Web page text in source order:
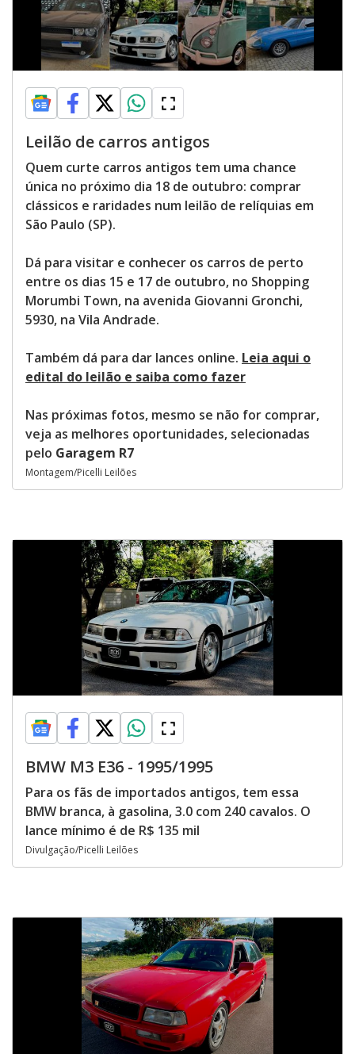
Leilão de carros antigos
Quem curte carros antigos tem uma chance
única no próximo dia 18 de outubro: comprar
clássicos e raridades num leilão de relíquias em
São Paulo (SP).
Dá para visitar e conhecer os carros de perto
entre os dias 15 e 17 de outubro, no Shopping
Morumbi Town, na avenida Giovanni Gronchi,
5930, na Vila Andrade.
Também dá para dar lances online. Leia aqui o
edital do leilão e saiba como fazer
Nas próximas fotos, mesmo se não for comprar,
veja as melhores oportunidades, selecionadas
pelo Garagem R7
Montagem/Picelli Leilões
BMW M3 E36 - 1995/1995
Para os fãs de importados antigos, tem essa
BMW branca, à gasolina, 3.0 com 240 cavalos. O
lance mínimo é de R$ 135 mil
Divulgação/Picelli Leilões